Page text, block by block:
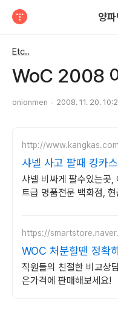
양파
Etc..
WoC 2008
onionmen 2008. 11. 20.
http://
샤넬 사고 팔때 캉카
합리적인 샤넬 쇼핑
샤넬 비싸게 팔수있는곳,
트급 명품전문 백화점,
https://
WOC 처분할땐 정확
직원들의 친절한 비교상
은가격에 판매해보세요!